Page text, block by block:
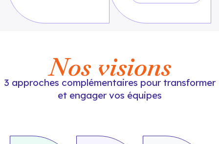
Nos visions
3 approches complémentaires pour transformer
et engager vos équipes